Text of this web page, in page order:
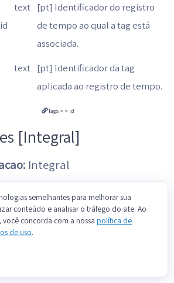
text [pt] Identificador do registro
de tempo ao qual a tag está
associada.
text [pt] Identificador da tag
aplicada ao registro de tempo.
Tags > > id
[Integral]
Integral
Workspaces de onde os
buscados. Deixe em branco
todos workspaces
semelhantes para melhorar sua
conteúdo e analisar o tráfego do site. Ao
concorda com a nossa política de
de uso.